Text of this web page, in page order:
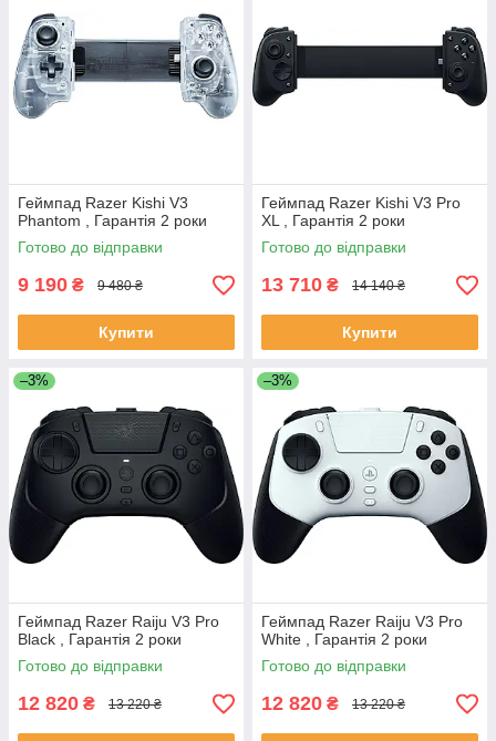
Геймпад Razer Kishi V3
Phantom , Гарантія 2 роки
Готово до відправки
9 190 ₴ 9 480 ₴
Купити
Геймпад Razer Kishi V3 Pro
XL , Гарантія 2 роки
Готово до відправки
13 710 ₴ 14 140 ₴
Купити
–3%
Геймпад Razer Raiju V3 Pro
Black , Гарантія 2 роки
Готово до відправки
12 820 ₴ 13 220 ₴
–3%
Геймпад Razer Raiju V3 Pro
White , Гарантія 2 роки
Готово до відправки
12 820 ₴ 13 220 ₴